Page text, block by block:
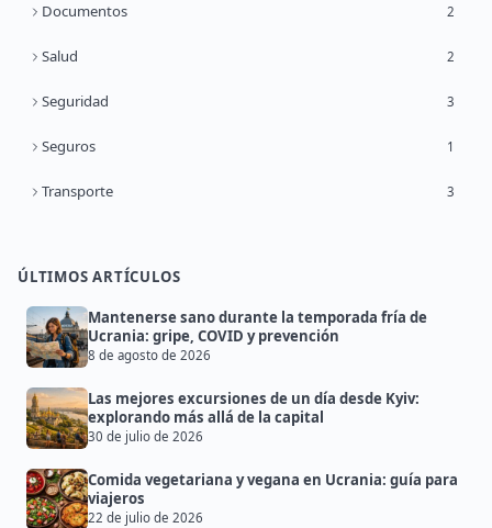
Documentos 2
Salud 2
Seguridad 3
Seguros 1
Transporte 3
ÚLTIMOS ARTÍCULOS
Mantenerse sano durante la temporada fría de
Ucrania: gripe, COVID y prevención
8 de agosto de 2026
Las mejores excursiones de un día desde Kyiv:
explorando más allá de la capital
30 de julio de 2026
Comida vegetariana y vegana en Ucrania: guía para
viajeros
22 de julio de 2026